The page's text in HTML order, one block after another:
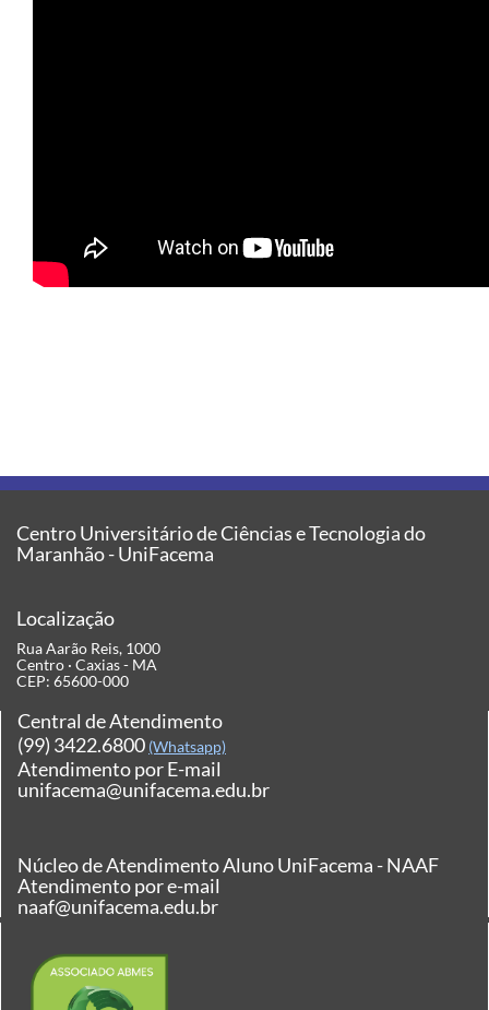
Centro Universitário de Ciências e Tecnologia do
Maranhão - UniFacema
Localização
Rua Aarão Reis, 1000
Centro · Caxias - MA
CEP: 65600-000
Central de Atendimento
(99) 3422.6800 (Whatsapp)
Atendimento por E-mail
unifacema@unifacema.edu.br
Núcleo de Atendimento Aluno UniFacema - NAAF
Atendimento por e-mail
naaf@unifacema.edu.br